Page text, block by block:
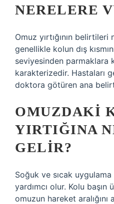
NERELERE
Omuz yırtığının
genellikle kolun dış
seviyesinden parmaklara
karakterizedir. Hastaları
doktora götüren ana belirti
OMUZDAKI
YIRTIĞINA
GELIR?
Soğuk ve sıcak
yardımcı olur. Kolu başın
omuzun hareket